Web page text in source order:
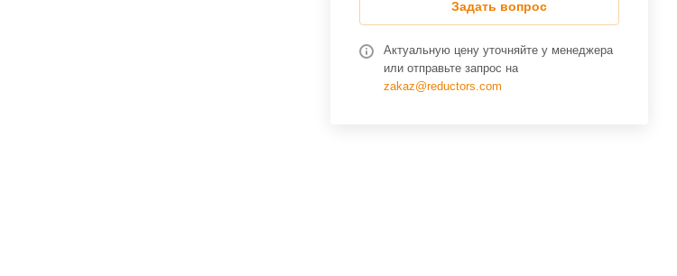
Задать вопрос
Актуальную цену уточняйте у менеджера
или отправьте запрос на
zakaz@reductors.com